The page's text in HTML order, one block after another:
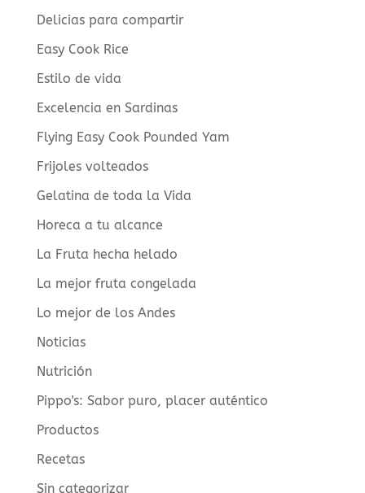
Delicias para compartir
Easy Cook Rice
Estilo de vida
Excelencia en Sardinas
Flying Easy Cook Pounded Yam
Frijoles volteados
Gelatina de toda la Vida
Horeca a tu alcance
La Fruta hecha helado
La mejor fruta congelada
Lo mejor de los Andes
Noticias
Nutrición
Pippo's: Sabor puro, placer auténtico
Productos
Recetas
Sin categorizar